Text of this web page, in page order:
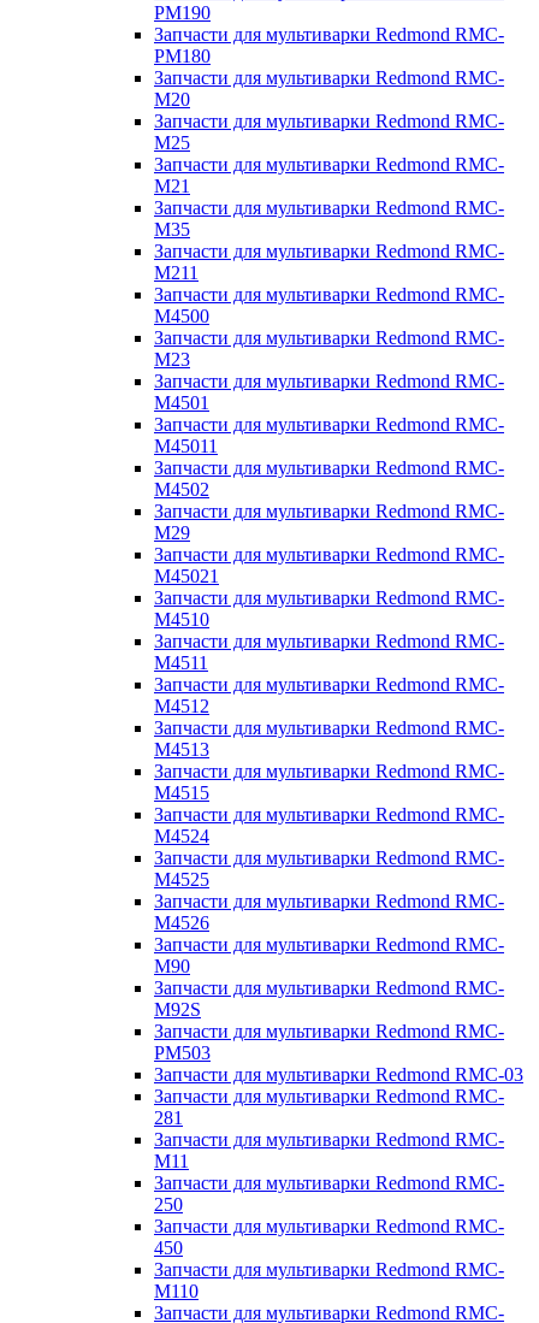
PM190
Запчасти для мультиварки Redmond RMC-
PM180
Запчасти для мультиварки Redmond RMC-
M20
Запчасти для мультиварки Redmond RMC-
M25
Запчасти для мультиварки Redmond RMC-
M21
Запчасти для мультиварки Redmond RMC-
M35
Запчасти для мультиварки Redmond RMC-
M211
Запчасти для мультиварки Redmond RMC-
M4500
Запчасти для мультиварки Redmond RMC-
M23
Запчасти для мультиварки Redmond RMC-
M4501
Запчасти для мультиварки Redmond RMC-
M45011
Запчасти для мультиварки Redmond RMC-
M4502
Запчасти для мультиварки Redmond RMC-
M29
Запчасти для мультиварки Redmond RMC-
M45021
Запчасти для мультиварки Redmond RMC-
M4510
Запчасти для мультиварки Redmond RMC-
M4511
Запчасти для мультиварки Redmond RMC-
M4512
Запчасти для мультиварки Redmond RMC-
M4513
Запчасти для мультиварки Redmond RMC-
M4515
Запчасти для мультиварки Redmond RMC-
M4524
Запчасти для мультиварки Redmond RMC-
M4525
Запчасти для мультиварки Redmond RMC-
M4526
Запчасти для мультиварки Redmond RMC-
M90
Запчасти для мультиварки Redmond RMC-
M92S
Запчасти для мультиварки Redmond RMC-
PM503
Запчасти для мультиварки Redmond RMC-03
Запчасти для мультиварки Redmond RMC-
281
Запчасти для мультиварки Redmond RMC-
M11
Запчасти для мультиварки Redmond RMC-
250
Запчасти для мультиварки Redmond RMC-
450
Запчасти для мультиварки Redmond RMC-
M110
Запчасти для мультиварки Redmond RMC-